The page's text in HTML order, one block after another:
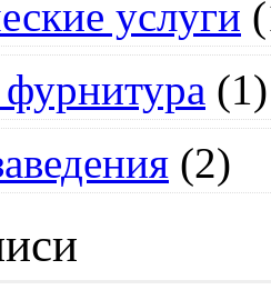
услуги
(1)
(2)